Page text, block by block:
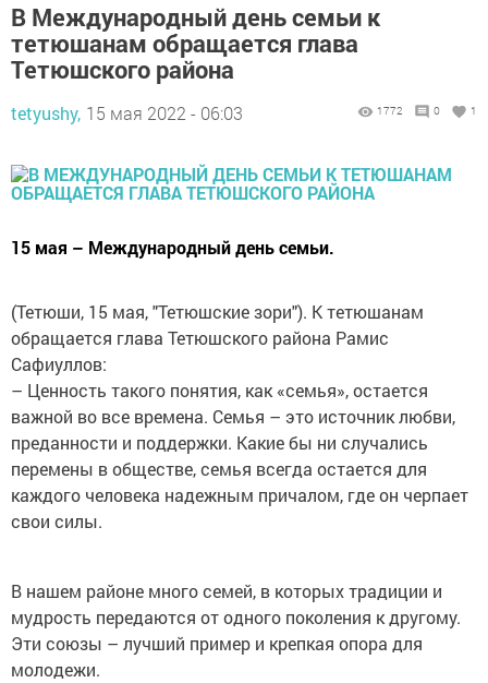
В Международный день семьи к
тетюшанам обращается глава
Тетюшского района
tetyushy, 15 мая 2022 - 06:03 1772 0 1
15 мая – Международный день семьи.
(Тетюши, 15 мая, "Тетюшские зори"). К тетюшанам
обращается глава Тетюшского района Рамис
Сафиуллов:
– Ценность такого понятия, как «семья», остается
важной во все времена. ­Семья – это источник любви,
преданности и поддержки. Какие бы ни случались
перемены в обществе, семья всегда остается для
каждого человека надежным причалом, где он черпает
свои силы.
В нашем районе много семей, в которых традиции и
мудрость передаются от одного поколения к ­другому.
Эти союзы – лучший пример и крепкая опора для
молодежи.